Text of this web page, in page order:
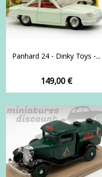
Panhard 24 - Dinky Toys -...
Prix
149,00 €